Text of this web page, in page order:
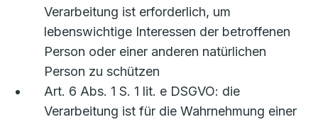
Verarbeitung ist erforderlich, um
lebenswichtige Interessen der betroffenen
Person oder einer anderen natürlichen
Person zu schützen
Art. 6 Abs. 1 S. 1 lit. e DSGVO: die
Verarbeitung ist für die Wahrnehmung einer